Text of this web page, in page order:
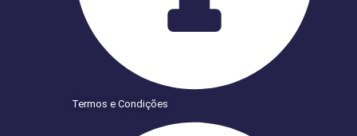
Termos e Condições